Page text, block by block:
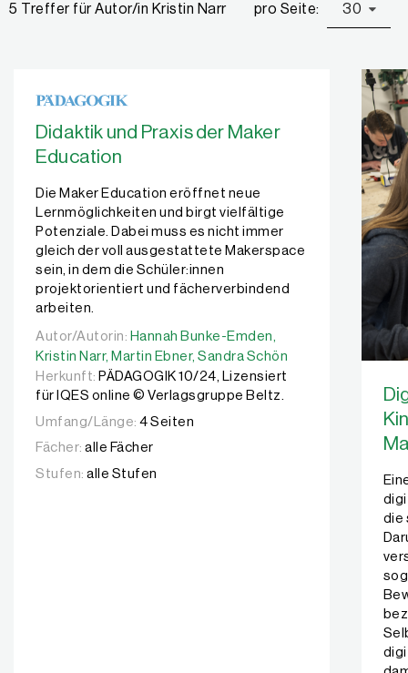
5 Treffer für Autor/in Kristin Narr pro Seite: 30
Didaktik und Praxis der Maker
Education
Die Maker Education eröffnet neue
Lernmöglichkeiten und birgt vielfältige
Potenziale. Dabei muss es nicht immer
gleich der voll ausgestattete Makerspace
sein, in dem die Schüler:innen
projektorientiert und fächerverbindend
arbeiten.
Autor/Autorin: Hannah Bunke-Emden, Martin
Autor/Autorin: Hannah Bunke-Emden,
Kristin Narr, Martin Ebner, Sandra Schön
Herkunft: PÄDAGOGIK 10/24, Lizensiert
für IQES online © Verlagsgruppe Beltz.
Umfang/Länge: 4 Seiten
Fächer: alle Fächer
Stufen: alle Stufen
die